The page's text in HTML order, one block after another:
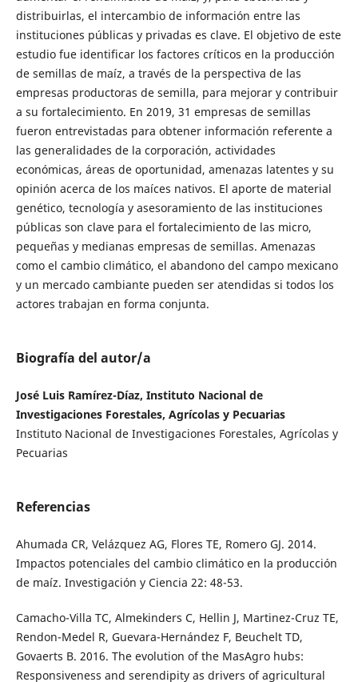
distribuirlas, el intercambio de información entre las
instituciones públicas y privadas es clave. El objetivo de este
estudio fue identificar los factores críticos en la producción
de semillas de maíz, a través de la perspectiva de las
empresas productoras de semilla, para mejorar y contribuir
a su fortalecimiento. En 2019, 31 empresas de semillas
fueron entrevistadas para obtener información referente a
las generalidades de la corporación, actividades
económicas, áreas de oportunidad, amenazas latentes y su
opinión acerca de los maíces nativos. El aporte de material
genético, tecnología y asesoramiento de las instituciones
públicas son clave para el fortalecimiento de las micro,
pequeñas y medianas empresas de semillas. Amenazas
como el cambio climático, el abandono del campo mexicano
y un mercado cambiante pueden ser atendidas si todos los
actores trabajan en forma conjunta.
Biografía del autor/a
José Luis Ramírez-Díaz, Instituto Nacional de
Investigaciones Forestales, Agrícolas y Pecuarias
Instituto Nacional de Investigaciones Forestales, Agrícolas y
Pecuarias
Referencias
Ahumada CR, Velázquez AG, Flores TE, Romero GJ. 2014.
Impactos potenciales del cambio climático en la producción
de maíz. Investigación y Ciencia 22: 48-53.
Camacho-Villa TC, Almekinders C, Hellin J, Martinez-Cruz TE,
Rendon-Medel R, Guevara-Hernández F, Beuchelt TD,
Govaerts B. 2016. The evolution of the MasAgro hubs:
Responsiveness and serendipity as drivers of agricultural